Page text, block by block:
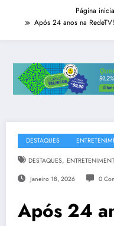
Página
Após 24 anos na
DESTAQUES
DESTAQUES,
Janeiro 18, 2026 0
Após 24